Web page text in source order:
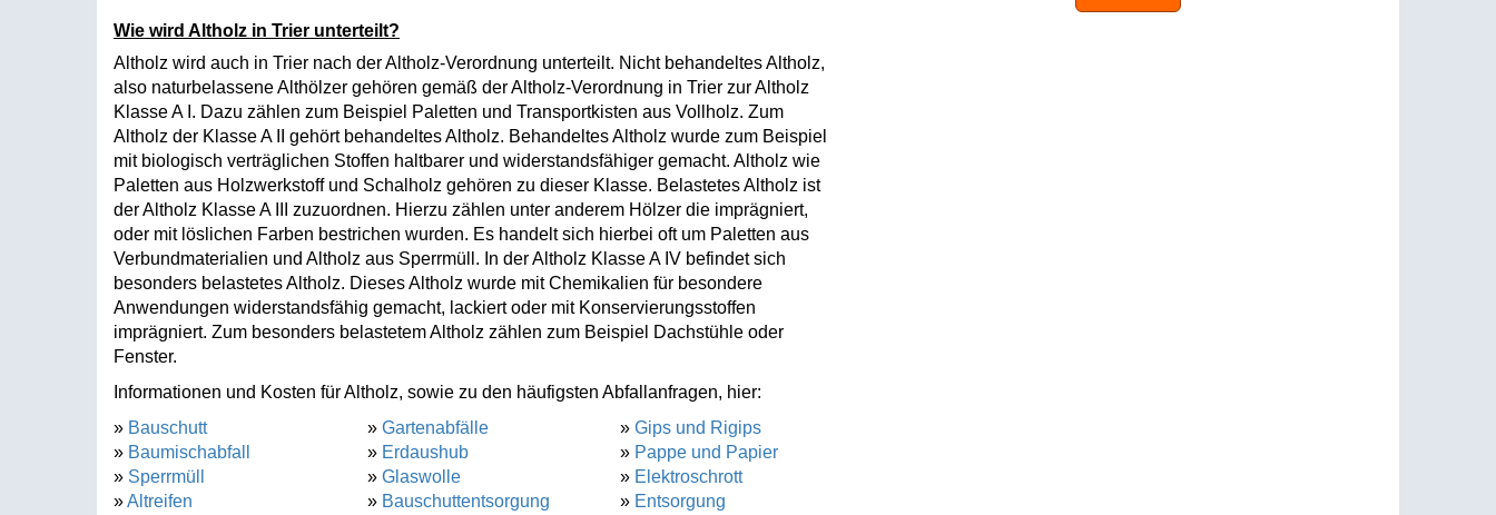
Wie wird Altholz in Trier unterteilt?
Altholz wird auch in Trier nach der Altholz-Verordnung unterteilt. Nicht behandeltes Altholz,
also naturbelassene Althölzer gehören gemäß der Altholz-Verordnung in Trier zur Altholz
Klasse A I. Dazu zählen zum Beispiel Paletten und Transportkisten aus Vollholz. Zum
Altholz der Klasse A II gehört behandeltes Altholz. Behandeltes Altholz wurde zum Beispiel
mit biologisch verträglichen Stoffen haltbarer und widerstandsfähiger gemacht. Altholz wie
Paletten aus Holzwerkstoff und Schalholz gehören zu dieser Klasse. Belastetes Altholz ist
der Altholz Klasse A III zuzuordnen. Hierzu zählen unter anderem Hölzer die imprägniert,
oder mit löslichen Farben bestrichen wurden. Es handelt sich hierbei oft um Paletten aus
Verbundmaterialien und Altholz aus Sperrmüll. In der Altholz Klasse A IV befindet sich
besonders belastetes Altholz. Dieses Altholz wurde mit Chemikalien für besondere
Anwendungen widerstandsfähig gemacht, lackiert oder mit Konservierungsstoffen
imprägniert. Zum besonders belastetem Altholz zählen zum Beispiel Dachstühle oder
Fenster.
Informationen und Kosten für Altholz, sowie zu den häufigsten Abfallanfragen, hier:
» Bauschutt
» Baumischabfall
» Sperrmüll
»Altreifen
» Gartenabfälle
» Erdaushub
» Glaswolle
» Bauschuttentsorgung
» Gips und Rigips
» Pappe und Papier
» Elektroschrott
» Entsorgung